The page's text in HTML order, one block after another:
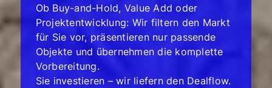
Ob Buy-and-Hold, Value Add oder
Projektentwicklung: Wir filtern den Markt
für Sie vor, präsentieren nur passende
Objekte und übernehmen die komplette
Vorbereitung.
Sie investieren – wir liefern den Dealflow.